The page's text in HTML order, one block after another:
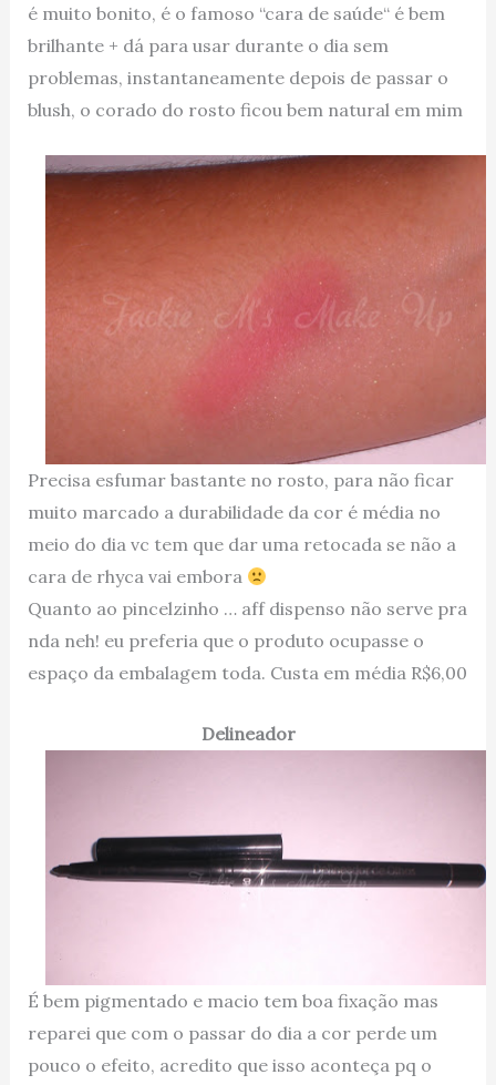
é muito bonito, é o famoso “cara de saúde“ é bem
brilhante + dá para usar durante o dia sem
problemas, instantaneamente depois de passar o
blush, o corado do rosto ficou bem natural em mim
Precisa esfumar bastante no rosto, para não ficar
muito marcado a durabilidade da cor é média no
meio do dia vc tem que dar uma retocada se não a
cara de rhyca vai embora
Quanto ao pincelzinho … aff dispenso não serve pra
nda neh! eu preferia que o produto ocupasse o
espaço da embalagem toda. Custa em média R$6,00
Delineador
É bem pigmentado e macio tem boa fixação mas
reparei que com o passar do dia a cor perde um
pouco o efeito, acredito que isso aconteça pq o